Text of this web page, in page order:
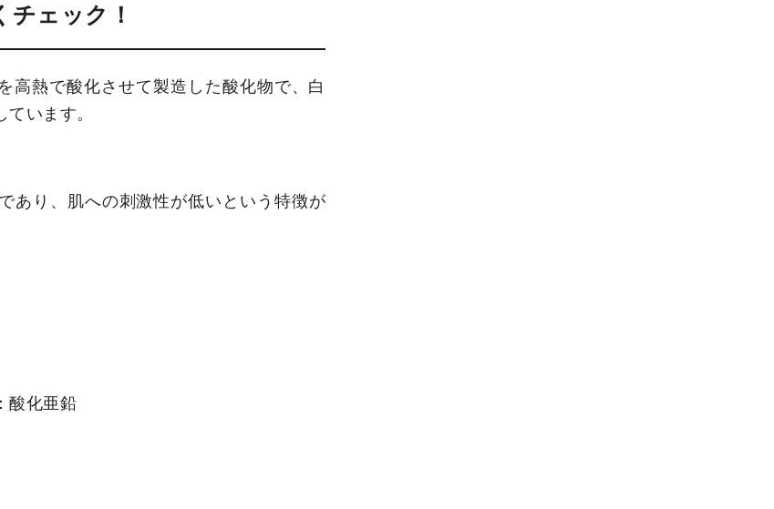
ェック！
高熱で酸化させて製造した酸化物で、白
います。
あり、肌への刺激性が低いという特徴が
酸化亜鉛